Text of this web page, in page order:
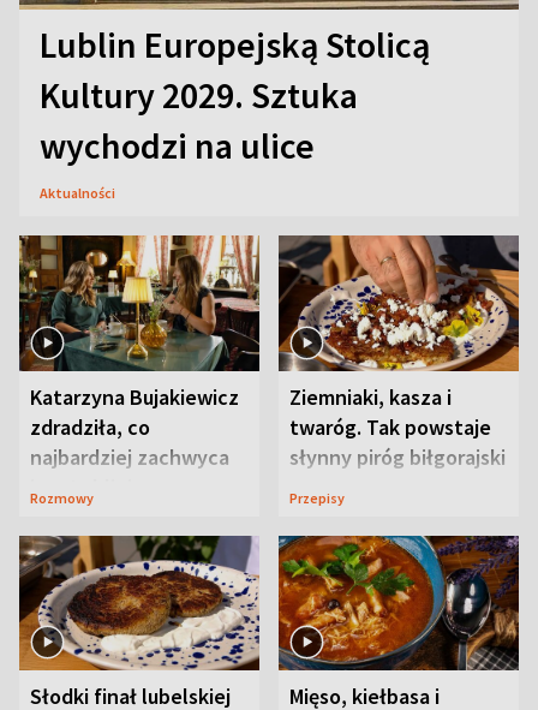
Lublin Europejską Stolicą
Kultury 2029. Sztuka
wychodzi na ulice
Aktualności
Katarzyna Bujakiewicz
zdradziła, co
najbardziej zachwyca
ją w Lublinie
Rozmowy
Ziemniaki, kasza i
twaróg. Tak powstaje
słynny piróg biłgorajski
Przepisy
Słodki finał lubelskiej
Mięso, kiełbasa i